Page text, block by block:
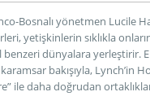
Bosnalı yönetmen Lucile
yetişkinlerin sıklıkla
dünyalara yerleştirir.
bakışıyla, Lynch’in
ile daha doğrudan